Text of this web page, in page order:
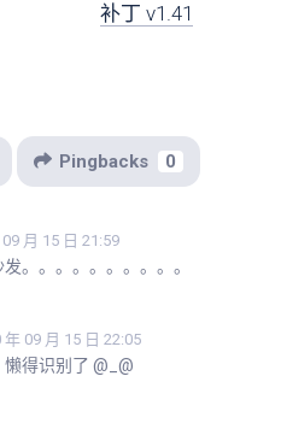
补丁 v1.41
Pingbacks 0
月 15 日 21:59
。。。。。。。。。。
年 09 月 15 日 22:05
得识别了 @_@